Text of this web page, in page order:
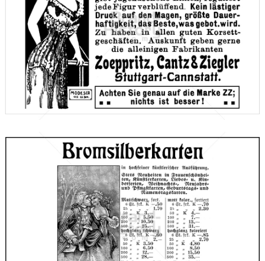
Zoeppritz, Cantz & Ziegler, Stuttgart-Cannstatt
Zoeppritz, Cantz & Ziegler, Stuttgart-Cannstatt
1910
Bild-ID: 66135
Hanns Konrad, Brüx
Versandhaus Hanns Konrad, Brüx (Böhmen)